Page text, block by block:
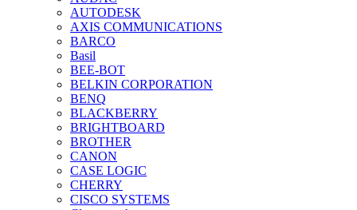
AUTODESK
AXIS COMMUNICATIONS
BARCO
Basil
BEE-BOT
BELKIN CORPORATION
BENQ
BLACKBERRY
BRIGHTBOARD
BROTHER
CANON
CASE LOGIC
CHERRY
CISCO SYSTEMS